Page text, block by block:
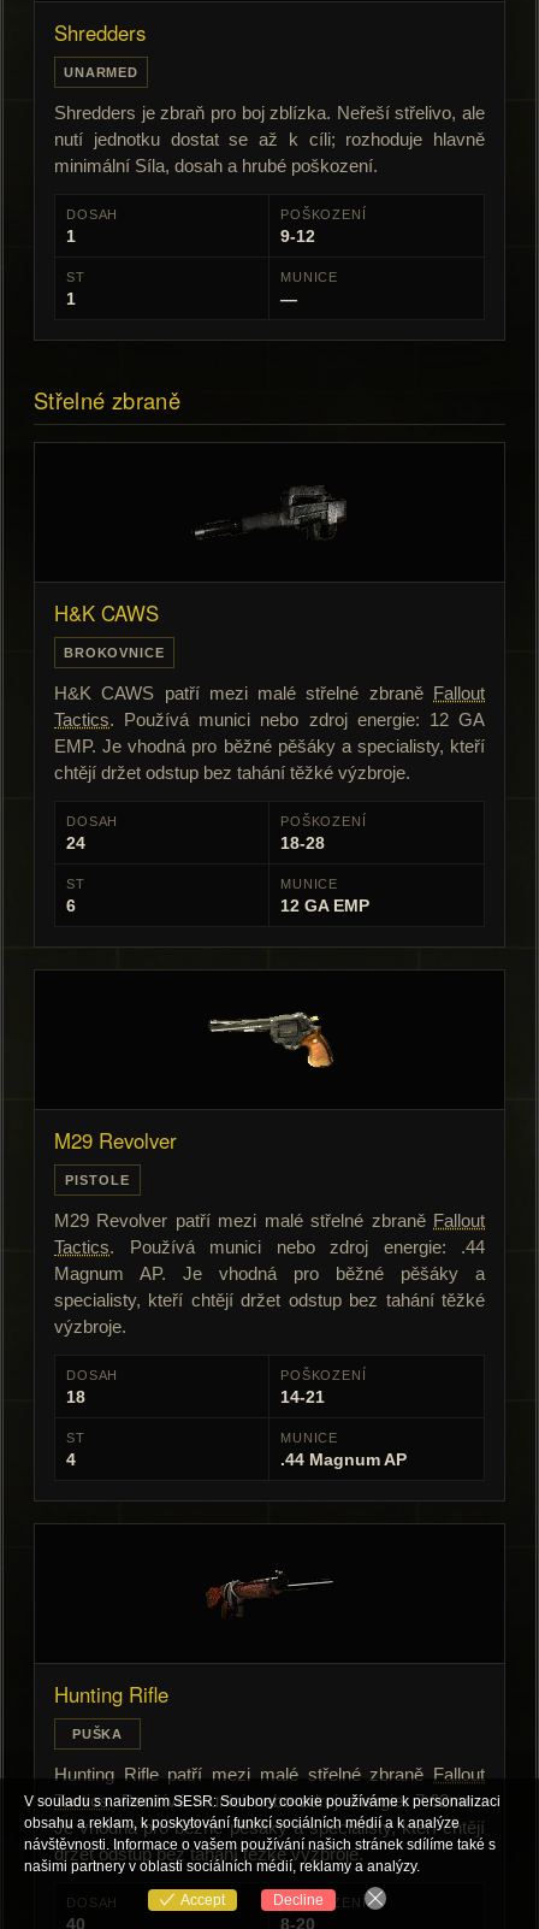
Shredders
UNARMED
Shredders je zbraň pro boj zblízka. Neřeší střelivo, ale
nutí jednotku dostat se až k cíli; rozhoduje hlavně
minimální Síla, dosah a hrubé poškození.
DOSAH
1
POŠKOZENÍ
9-12
ST
1
MUNICE
—
Střelné zbraně
H&K CAWS
BROKOVNICE
H&K CAWS patří mezi malé střelné zbraně
Fallout
Tactics. Používá munici nebo zdroj energie: 12 GA
EMP. Je vhodná pro běžné pěšáky a specialisty, kteří
chtějí držet odstup bez tahání těžké výzbroje.
DOSAH
24
POŠKOZENÍ
18-28
ST
6
MUNICE
12 GA EMP
M29 Revolver
PISTOLE
M29 Revolver patří mezi malé střelné zbraně Fallout
Tactics. Používá munici nebo zdroj energie: .44
Magnum AP. Je vhodná pro běžné pěšáky a
specialisty, kteří chtějí držet odstup bez tahání těžké
výzbroje.
DOSAH
18
POŠKOZENÍ
14-21
ST
4
MUNICE
.44 Magnum AP
Hunting Rifle
PUŠKA
Hunting Rifle patří mezi malé střelné zbraně Fallout
Tactics. Používá munici nebo zdroj energie: 7.62mm.
Je vhodná pro běžné pěšáky a specialisty, kteří chtějí
držet odstup bez tahání těžké výzbroje.
DOSAH
40
POŠKOZENÍ
8-20
V souladu s narizenim SESR: Soubory cookie používáme k personalizaci
obsahu a reklam, k poskytování funkcí sociálních médií a k analýze
návštěvnosti. Informace o vašem používání našich stránek sdílíme také s
našimi partnery v oblasti sociálních médií, reklamy a analýzy.
Accept
Decline